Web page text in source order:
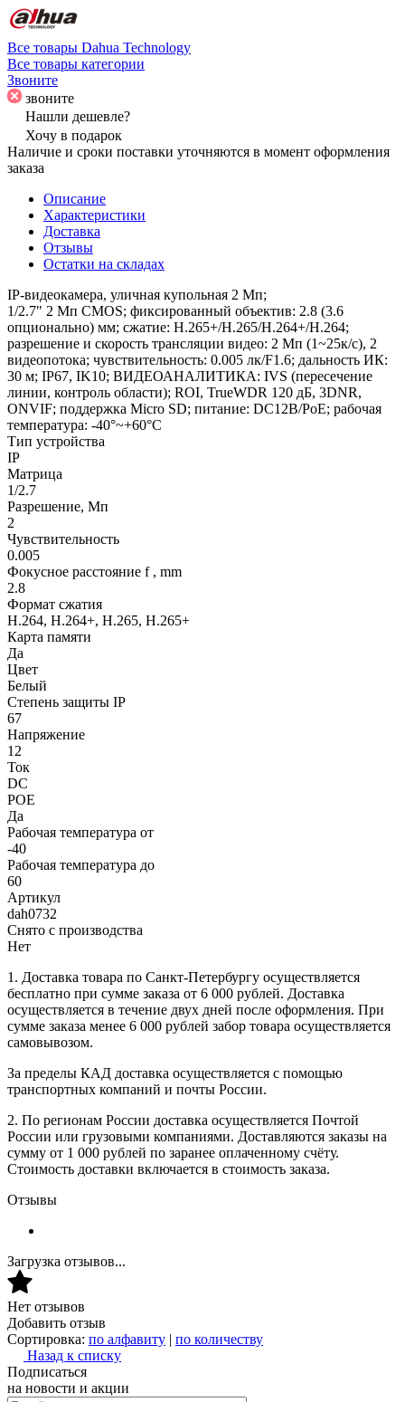
Все товары Dahua Technology
Все товары категории
Звоните
звоните
Нашли дешевле?
Хочу в подарок
Наличие и сроки поставки уточняются в момент оформления
заказа
Описание
Характеристики
Доставка
Отзывы
Остатки на складах
IP-видеокамера, уличная купольная 2 Мп;
1/2.7" 2 Мп CMOS; фиксированный объектив: 2.8 (3.6
опционально) мм; сжатие: H.265+/H.265/H.264+/H.264;
разрешение и скорость трансляции видео: 2 Мп (1~25к/с), 2
видеопотока; чувствительность: 0.005 лк/F1.6; дальность ИК:
30 м; IP67, IK10; ВИДЕОАНАЛИТИКА: IVS (пересечение
линии, контроль области); ROI, TrueWDR 120 дБ, 3DNR,
ONVIF; поддержка Micro SD; питание: DC12В/PoE; рабочая
температура: -40°~+60°С
Тип устройства
IP
Матрица
1/2.7
Разрешение, Мп
2
Чувствительность
0.005
Фокусное расстояние f , mm
2.8
Формат сжатия
H.264, H.264+, H.265, H.265+
Карта памяти
Да
Цвет
Белый
Степень защиты IP
67
Напряжение
12
Ток
DC
POE
Да
Рабочая температура от
-40
Рабочая температура до
60
Артикул
dah0732
Снято с производства
Нет
1. Доставка товара по Санкт-Петербургу осуществляется
бесплатно при сумме заказа от 6 000 рублей. Доставка
осуществляется в течение двух дней после оформления. При
сумме заказа менее 6 000 рублей забор товара осуществляется
самовывозом.
За пределы КАД доставка осуществляется с помощью
транспортных компаний и почты России.
2. По регионам России доставка осуществляется Почтой
России или грузовыми компаниями. Доставляются заказы на
сумму от 1 000 рублей по заранее оплаченному счёту.
Стоимость доставки включается в стоимость заказа.
Отзывы
Загрузка отзывов...
Нет отзывов
Добавить отзыв
Сортировка: по алфавиту | по количеству
Назад к списку
Подписаться
на новости и акции